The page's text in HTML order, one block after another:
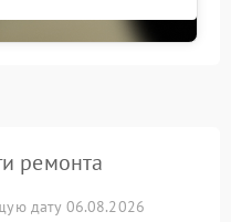
ремонта
дату 06.08.2026